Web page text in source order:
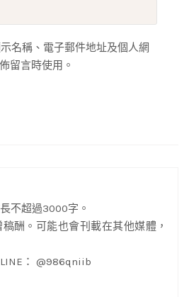
名稱、電子郵件地址及個人網
留言時使用。
不超過3000字。
酬。可能也會刊載在其他媒體，
： @986qniib